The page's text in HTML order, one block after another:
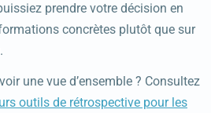
prendre votre décision en
concrètes plutôt que sur
une vue d’ensemble ? Consultez
outils de rétrospective pour les